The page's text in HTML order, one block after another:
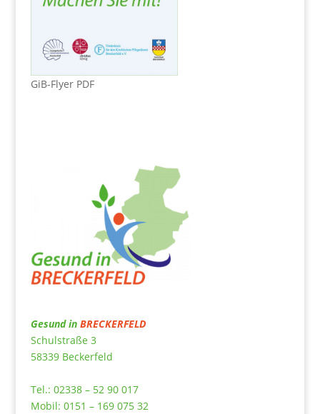
GiB-Flyer PDF
Gesund in BRECKERFELD
Schulstraße 3
58339 Beckerfeld
Tel.: 02338 – 52 90 017
Mobil: 0151 – 169 075 32